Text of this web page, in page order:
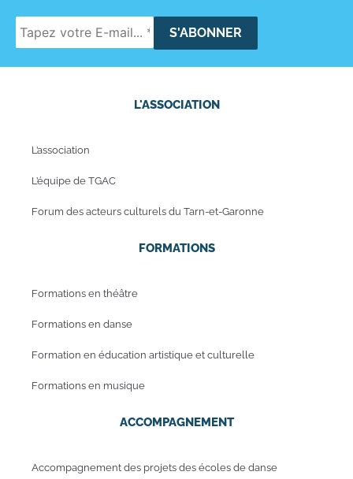
L'ASSOCIATION
L’association
L’équipe de TGAC
Forum des acteurs culturels du Tarn-et-Garonne
FORMATIONS
Formations en théâtre
Formations en danse
Formation en éducation artistique et culturelle
Formations en musique
ACCOMPAGNEMENT
Accompagnement des projets des écoles de danse